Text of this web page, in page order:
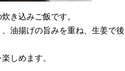
き込みご飯です。
油揚げの旨みを重ね、生姜で後
しめます。